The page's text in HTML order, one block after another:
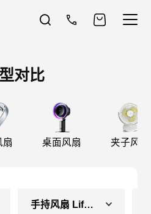
对比
扇 桌面风扇 夹子风扇
手持风扇 Life5（长续航款）